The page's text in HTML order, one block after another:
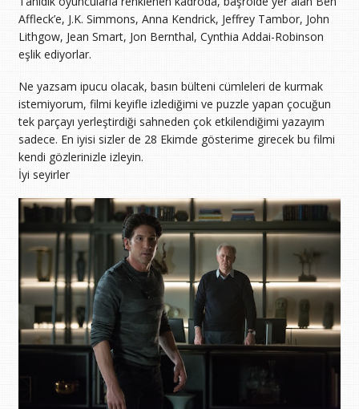
Affleck’e, J.K. Simmons, Anna Kendrick, Jeffrey Tambor, John
Lithgow, Jean Smart, Jon Bernthal, Cynthia Addai-Robinson
eşlik ediyorlar.
Ne yazsam ipucu olacak, basın bülteni cümleleri de kurmak
istemiyorum, filmi keyifle izlediğimi ve puzzle yapan çocuğun
tek parçayı yerleştirdiği sahneden çok etkilendiğimi yazayım
sadece. En iyisi sizler de 28 Ekimde gösterime girecek bu filmi
kendi gözlerinizle izleyin.
İyi seyirler